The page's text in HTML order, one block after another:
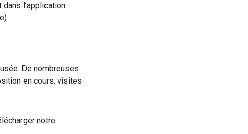
dans l’application
De nombreuses
en cours, visites-
notre